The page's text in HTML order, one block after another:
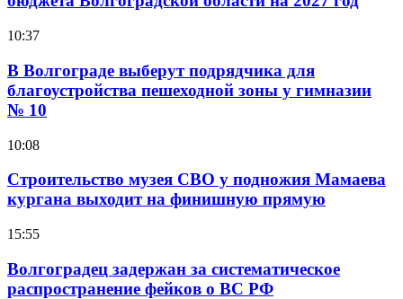
10:37
В Волгограде выберут подрядчика для
благоустройства пешеходной зоны у гимназии
№ 10
10:08
Строительство музея СВО у подножия Мамаева
кургана выходит на финишную прямую
15:55
Волгоградец задержан за систематическое
распространение фейков о ВС РФ